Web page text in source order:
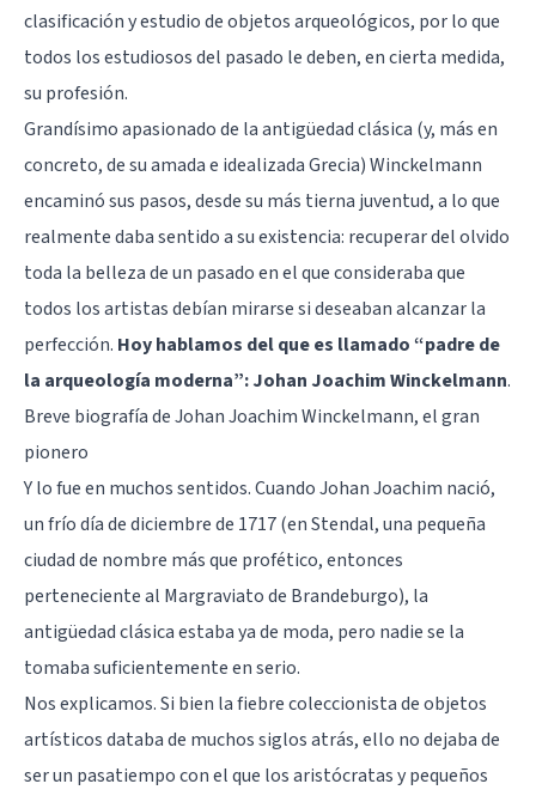
clasificación y estudio de objetos arqueológicos, por lo que
todos los estudiosos del pasado le deben, en cierta medida,
su profesión.
Grandísimo apasionado de la antigüedad clásica (y, más en
concreto, de su amada e idealizada Grecia) Winckelmann
encaminó sus pasos, desde su más tierna juventud, a lo que
realmente daba sentido a su existencia: recuperar del olvido
toda la belleza de un pasado en el que consideraba que
todos los artistas debían mirarse si deseaban alcanzar la
perfección. Hoy hablamos del que es llamado “padre de
la arqueología moderna”: Johan Joachim Winckelmann.
Breve biografía de Johan Joachim Winckelmann, el gran
pionero
Y lo fue en muchos sentidos. Cuando Johan Joachim nació,
un frío día de diciembre de 1717 (en Stendal, una pequeña
ciudad de nombre más que profético, entonces
perteneciente al Margraviato de Brandeburgo), la
antigüedad clásica estaba ya de moda, pero nadie se la
tomaba suficientemente en serio.
Nos explicamos. Si bien la fiebre coleccionista de objetos
artísticos databa de muchos siglos atrás, ello no dejaba de
ser un pasatiempo con el que los aristócratas y pequeños